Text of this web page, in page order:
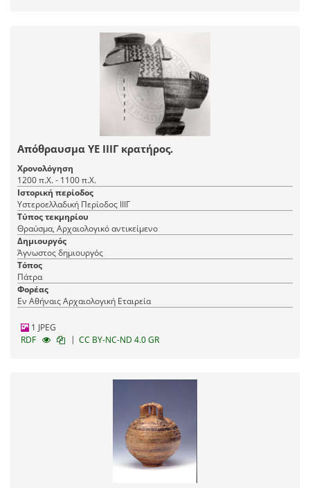
Απόθραυσμα ΥΕ ΙΙΙΓ κρατήρος.
Χρονολόγηση
1200 π.Χ. - 1100 π.Χ.
Ιστορική περίοδος
Υστεροελλαδική Περίοδος ΙΙΙΓ
Τύπος τεκμηρίου
Θραύσμα, Αρχαιολογικό αντικείμενο
Δημιουργός
Άγνωστος δημιουργός
Τόπος
Πάτρα
Φορέας
Εν Αθήναις Αρχαιολογική Εταιρεία
1 JPEG
RDF
| CC BY-NC-ND 4.0 GR